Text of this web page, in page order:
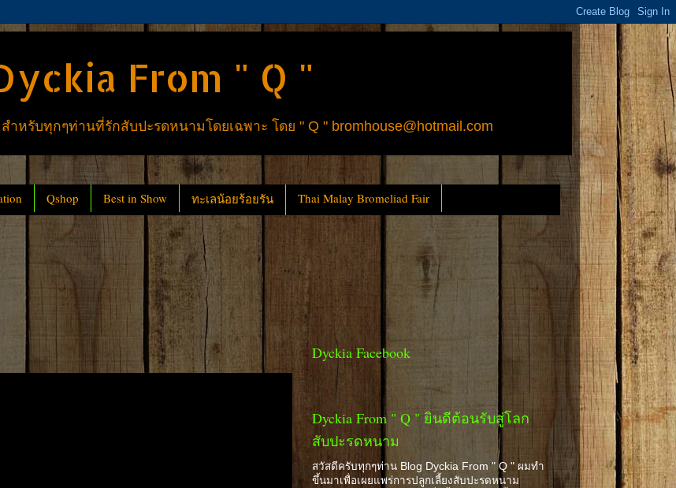
From " Q "
หรับทุกๆท่านที่รักสับปะรดหนามโดยเฉพาะ โดย " Q " bromhouse@hotmail.com
Qshop Best in Show ทะเลน้อยร้อยรัน Thai Malay Bromeliad Fair
Dyckia Facebook
Dyckia From " Q " ยินดีต้อนรับสู่โลก
สับปะรดหนาม
สวัสดีครับทุกๆท่าน Blog Dyckia From " Q " ผมทำ
ขึ้นมาเพื่อเผยแพร่การปลูกเลี้ยงสับปะรดหนาม